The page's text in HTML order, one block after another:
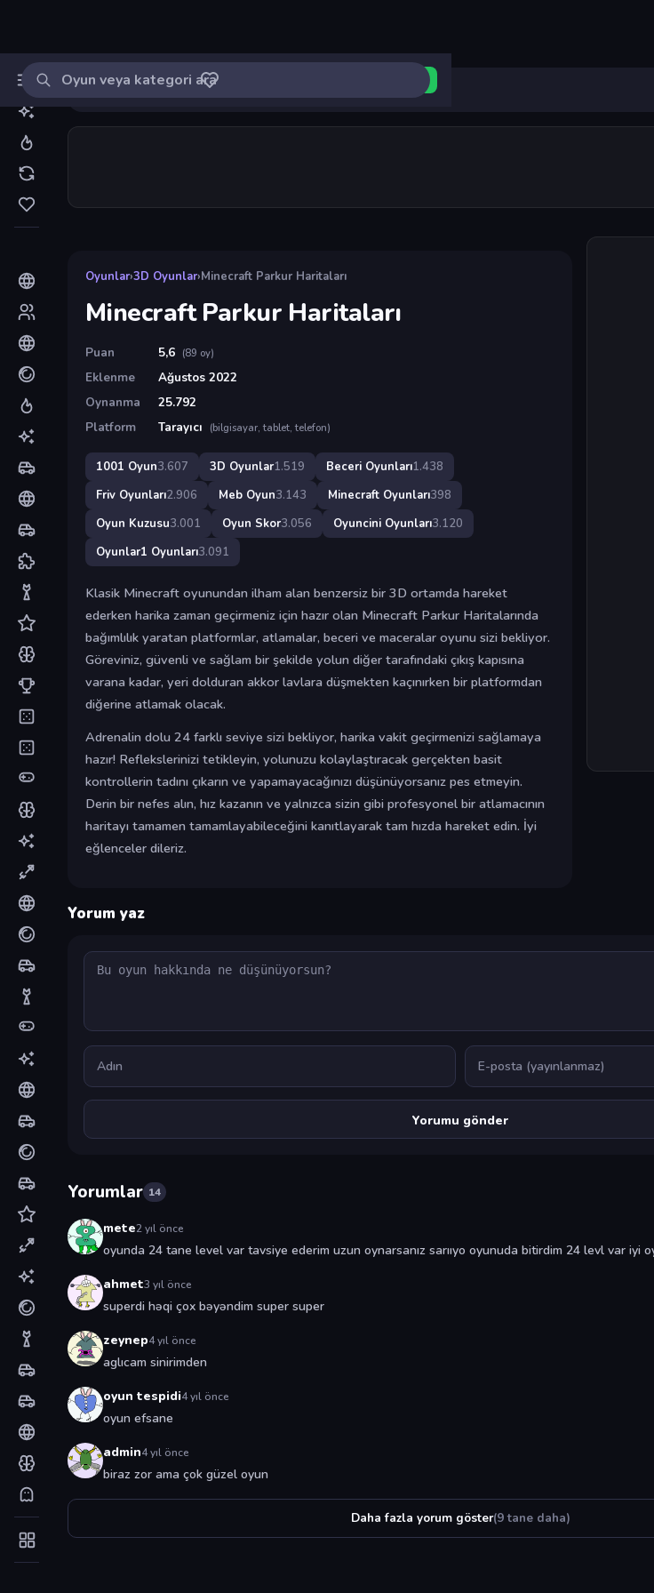
MinikOyuncu
Oyun ara
Oyunu başlat
Minecraft Parkur Haritaları
Oyunlar›3D Oyunlar›Minecraft Parkur Haritaları
Minecraft Parkur Haritaları
Puan 5,6 (89 oy)
Eklenme
Ağustos 2022
Oynanma
25.792
Platform
Tarayıcı (bilgisayar, tablet, telefon)
1001 Oyun3.607 3D Oyunlar1.519 Beceri Oyunları1.438
Friv Oyunları2.906 Meb Oyun3.143 Minecraft Oyunları398
Oyun Kuzusu3.001 Oyun Skor3.056 Oyuncini Oyunları3.120
Oyunlar1 Oyunları3.091
Klasik Minecraft oyunundan ilham alan benzersiz bir 3D ortamda hareket
ederken harika zaman geçirmeniz için hazır olan Minecraft Parkur Haritalarında
bağımlılık yaratan platformlar, atlamalar, beceri ve maceralar oyunu sizi bekliyor.
Göreviniz, güvenli ve sağlam bir şekilde yolun diğer tarafındaki çıkış kapısına
varana kadar, yeri dolduran akkor lavlara düşmekten kaçınırken bir platformdan
diğerine atlamak olacak.
Adrenalin dolu 24 farklı seviye sizi bekliyor, harika vakit geçirmenizi sağlamaya
hazır! Reflekslerinizi tetikleyin, yolunuzu kolaylaştıracak gerçekten basit
kontrollerin tadını çıkarın ve yapamayacağınızı düşünüyorsanız pes etmeyin.
Derin bir nefes alın, hız kazanın ve yalnızca sizin gibi profesyonel bir atlamacının
haritayı tamamen tamamlayabileceğini kanıtlayarak tam hızda hareket edin. İyi
eğlenceler dileriz.
Yorum yaz
Yorum
Ad E-posta
Yorumlar 14
mete2 yıl önce
oyunda 24 tane level var tavsiye ederim uzun oynarsanız sarııyo oyunuda bitirdim 24 levl var iyi
ahmet3 yıl önce
superdi həqi çox bəyəndim super super
zeynep4 yıl önce
aglıcam sinirimden
oyun tespidi4 yıl önce
oyun efsane
admin4 yıl önce
biraz zor ama çok güzel oyun
Daha fazla yorum göster(9 tane daha)